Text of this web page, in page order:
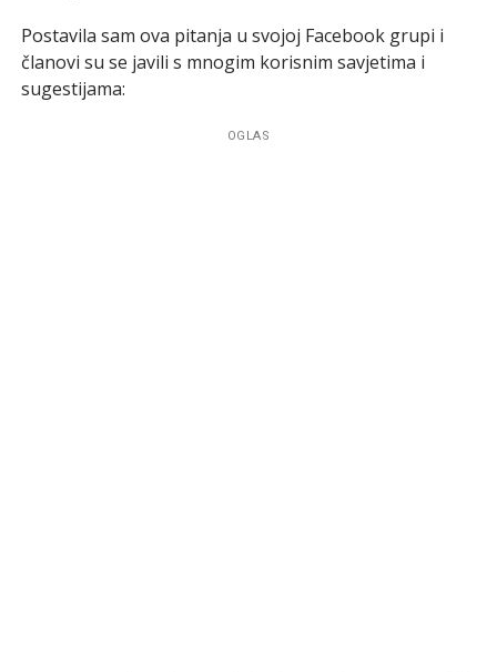
Postavila sam ova pitanja u svojoj Facebook grupi i
članovi su se javili s mnogim korisnim savjetima i
sugestijama:
OGLAS